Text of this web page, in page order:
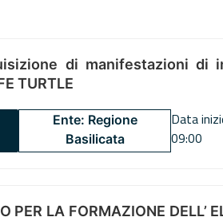
di manifestazioni di
TURTLE
Ente: Regione
Basilicata
Data
09:00
PER LA FORMAZIONE DELL’